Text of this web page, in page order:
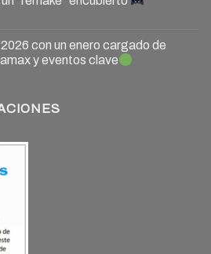
con un enero cargado de
y eventos clave